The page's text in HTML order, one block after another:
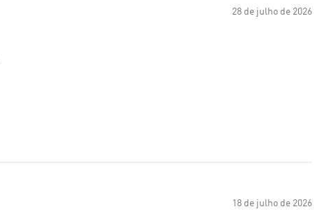
28 de julho de 2026
18 de julho de 2026